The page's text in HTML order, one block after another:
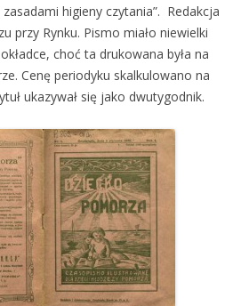
higieny czytania”. Redakcja
przy Rynku. Pismo miało niewielki
choć ta drukowana była na
Cenę periodyku skalkulowano na
ukazywał się jako dwutygodnik.